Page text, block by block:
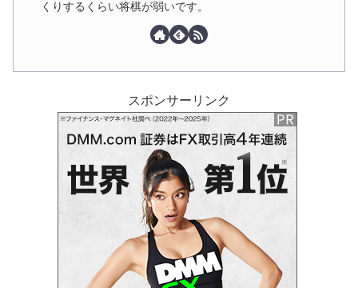
くりするくらい将棋が弱いです。
スポンサーリンク